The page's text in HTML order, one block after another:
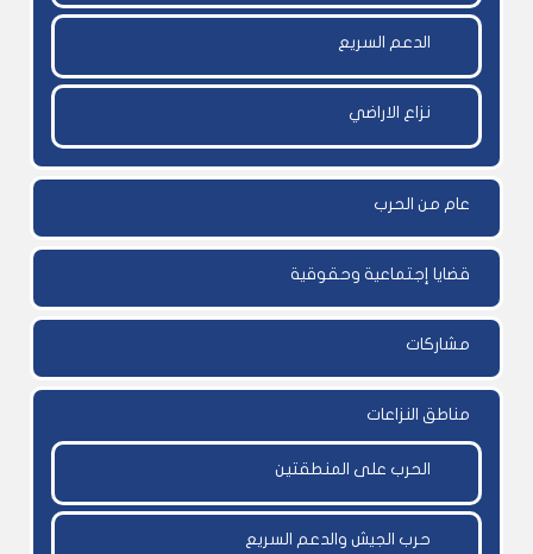
الدعم السريع
نزاع الاراضي
عام من الحرب
قضايا إجتماعية وحقوقية
مشاركات
مناطق النزاعات
الحرب على المنطقتين
حرب الجيش والدعم السريع